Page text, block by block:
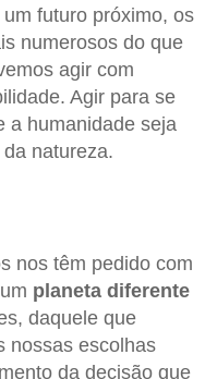
futuro próximo, os
numerosos do que
agir com
Agir para se
a humanidade seja
natureza.
nos têm pedido com
planeta diferente
daquele que
nossas escolhas
da decisão que